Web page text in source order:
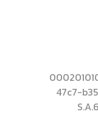
47c7-